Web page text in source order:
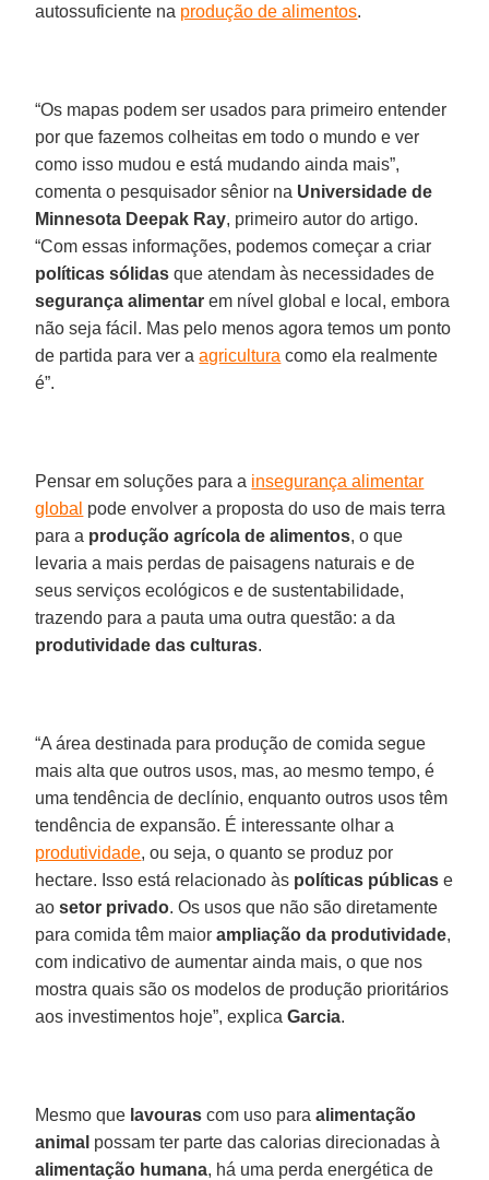
autossuficiente na produção de alimentos.
“Os mapas podem ser usados para primeiro entender
por que fazemos colheitas em todo o mundo e ver
como isso mudou e está mudando ainda mais”,
comenta o pesquisador sênior na Universidade de
Minnesota Deepak Ray, primeiro autor do artigo.
“Com essas informações, podemos começar a criar
políticas sólidas que atendam às necessidades de
segurança alimentar em nível global e local, embora
não seja fácil. Mas pelo menos agora temos um ponto
de partida para ver aagricultura como ela realmente
é”.
Pensar em soluções para a insegurança alimentar
global pode envolver a proposta do uso de mais terra
para a produção agrícola de alimentos, o que
levaria a mais perdas de paisagens naturais e de
seus serviços ecológicos e de sustentabilidade,
trazendo para a pauta uma outra questão: a da
produtividade das culturas.
“A área destinada para produção de comida segue
mais alta que outros usos, mas, ao mesmo tempo, é
uma tendência de declínio, enquanto outros usos têm
tendência de expansão. É interessante olhar a
produtividade, ou seja, o quanto se produz por
hectare. Isso está relacionado às políticas públicas e
aosetor privado. Os usos que não são diretamente
para comida têm maiorampliação da produtividade,
com indicativo de aumentar ainda mais, o que nos
mostra quais são os modelos de produção prioritários
aos investimentos hoje”, explicaGarcia.
Mesmo que lavouras com uso paraalimentação
animal possam ter parte das calorias direcionadas à
alimentação humana, há uma perda energética de